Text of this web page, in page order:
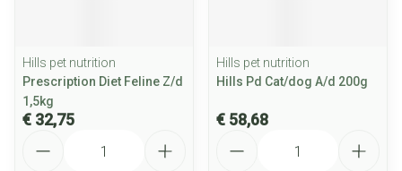
Hills pet nutrition
Prescription Diet Feline Z/d
1,5kg
€ 32,75
Hills pet nutrition
Hills Pd Cat/dog A/d 200g
€ 58,68